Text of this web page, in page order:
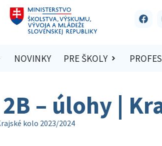
NOVINKY PRE ŠKOLY
– úlohy |
kolo 2023/2024